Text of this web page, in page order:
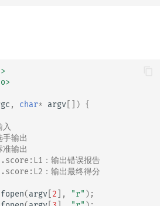
, char* argv []) {
输出
输出
：输出错误报告
：输出最终得分
fopen(argv 2 ], "r" );